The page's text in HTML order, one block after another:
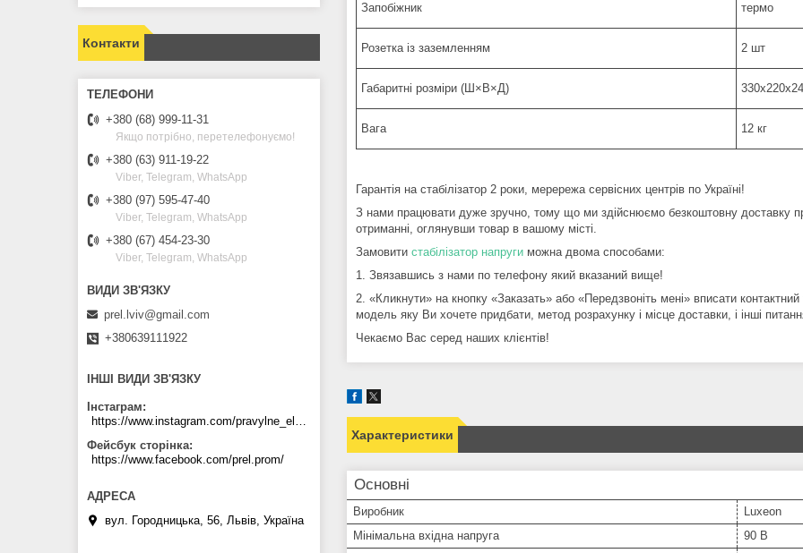
Запобіжник термо
Розетка із заземленням 2 шт
Габаритні розміри (Ш×В×Д)
Вага 12 кг
Гарантія на стабілізатор 2 роки, мерережа сервісних центрів по Україні!
З нами працювати дуже зручно, тому що ми здійснюємо безкоштовну доставку
отриманні, оглянувши товар в вашому місті.
Замовити стабілізатор напруги можна двома способами:
1. Звязавшись з нами по телефону який вказаний вище!
2. «Кликнути» на кнопку «Заказать» або «Передзвоніть мені» вписати
модель яку Ви хочете придбати, метод розрахунку і місце доставки, і інші
Чекаємо Вас серед наших клієнтів!
Характеристики
Основні
Виробник
Luxeon
Мінімальна вхідна напруга
90 В
Контакти
+380 (68) 999-11-31
Якщо потрібно, перетелефонуємо!
+380 (63) 911-19-22
Viber, Telegram, WhatsApp
+380 (97) 595-47-40
Viber, Telegram, WhatsApp
+380 (67) 454-23-30
Viber, Telegram, WhatsApp
prel.lviv@gmail.com
+380639111922
ІНШІ ВИДИ ЗВ'ЯЗКУ
Інстаграм
https://www.instagram.com/pravylne_electrozhyvlennya/
Фейсбук сторінка
https://www.facebook.com/prel.prom/
вул. Городницька, 56, Львів, Україна